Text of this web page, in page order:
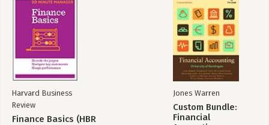
Harvard Business
Review
Finance Basics (HBR
Jones Warren
Custom Bundle:
Financial